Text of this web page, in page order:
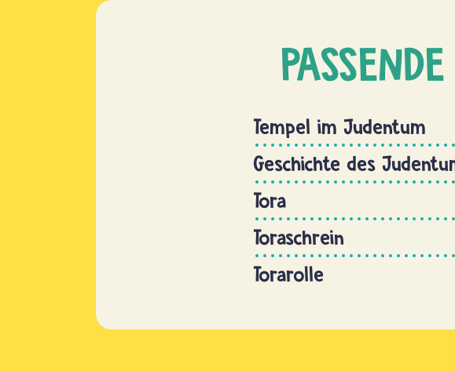
Tempel im Judentum
Geschichte des
Tora
Toraschrein
Torarolle